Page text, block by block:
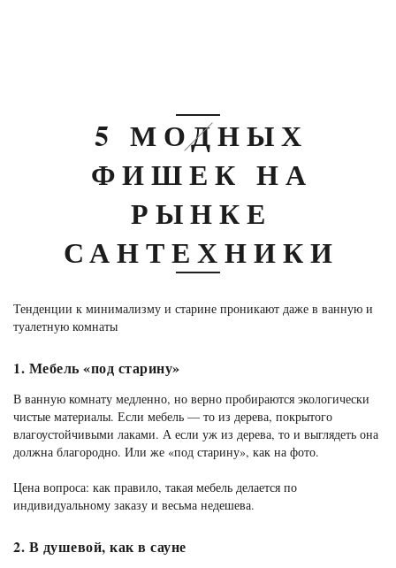
5 МОДНЫХ
ФИШЕК НА
РЫНКЕ
САНТЕХНИКИ
Тенденции к минимализму и старине проникают даже в ванную и
туалетную комнаты
1. Мебель «под старину»
В ванную комнату медленно, но верно пробираются экологически
чистые материалы. Если мебель — то из дерева, покрытого
влагоустойчивыми лаками. А если уж из дерева, то и выглядеть она
должна благородно. Или же «под старину», как на фото.
Цена вопроса: как правило, такая мебель делается по
индивидуальному заказу и весьма недешева.
2. В душевой, как в сауне